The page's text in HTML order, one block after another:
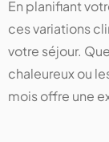
En planifiant
ces variations
votre séjour.
chaleureux ou
mois offre une